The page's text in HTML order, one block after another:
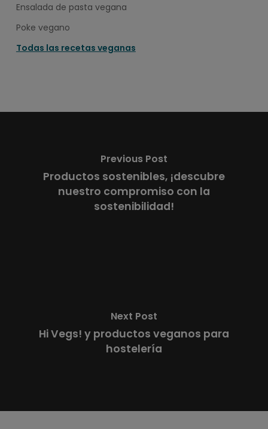
Ensalada de pasta vegana
Poke vegano
Todas las recetas veganas
Previous Post
Productos sostenibles, ¡descubre
nuestro compromiso con la
sostenibilidad!
Next Post
Hi Vegs! y productos veganos para
hostelería